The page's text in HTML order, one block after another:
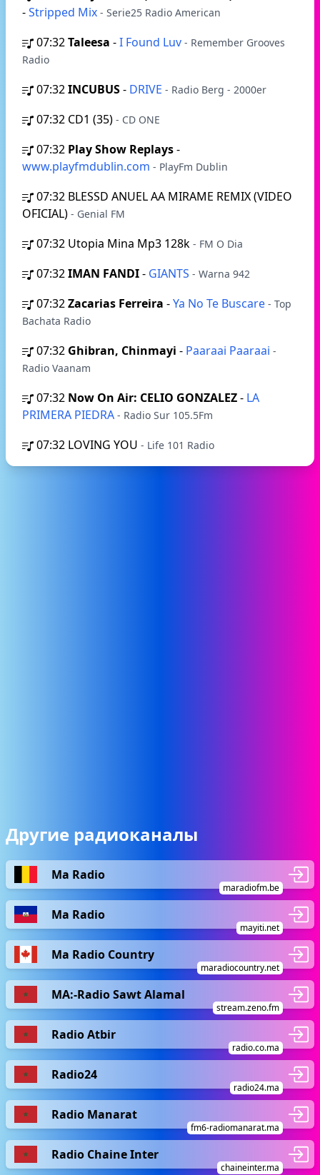
-Stripped Mix - Serie25 Radio American
07:32Taleesa -I Found Luv - Remember Grooves
Radio
07:32INCUBUS- DRIVE - Radio Berg - 2000er
07:32 CD1 (35) - CD ONE
07:32 Play Show Replays-
www.playfmdublin.com - PlayFm Dublin
07:32 BLESSD ANUEL AA MIRAME REMIX (VIDEO
OFICIAL) - Genial FM
07:32 Utopia Mina Mp3 128k - FM O Dia
07:32IMAN FANDI- GIANTS - Warna 942
07:32Zacarias Ferreira -Ya No Te Buscare - Top
Bachata Radio
07:32 Ghibran, Chinmayi - Paaraai Paaraai -
Radio Vaanam
07:32 Now On Air: CELIO GONZALEZ- LA
PRIMERA PIEDRA - Radio Sur 105.5Fm
07:32 LOVING YOU - Life 101 Radio
Другие радиоканалы
Ma Radio
maradiofm.be
Ma Radio
mayiti.net
Ma Radio Country
maradiocountry.net
MA:-Radio Sawt Alamal
stream.zeno.fm
Radio Atbir
radio.co.ma
Radio24
radio24.ma
Radio Manarat
fm6-radiomanarat.ma
Radio Chaine Inter
chaineinter.ma